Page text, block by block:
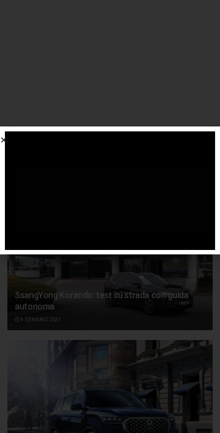
SsangYong Korando: test su strada con guida
autonoma
4 GENNAIO 2021